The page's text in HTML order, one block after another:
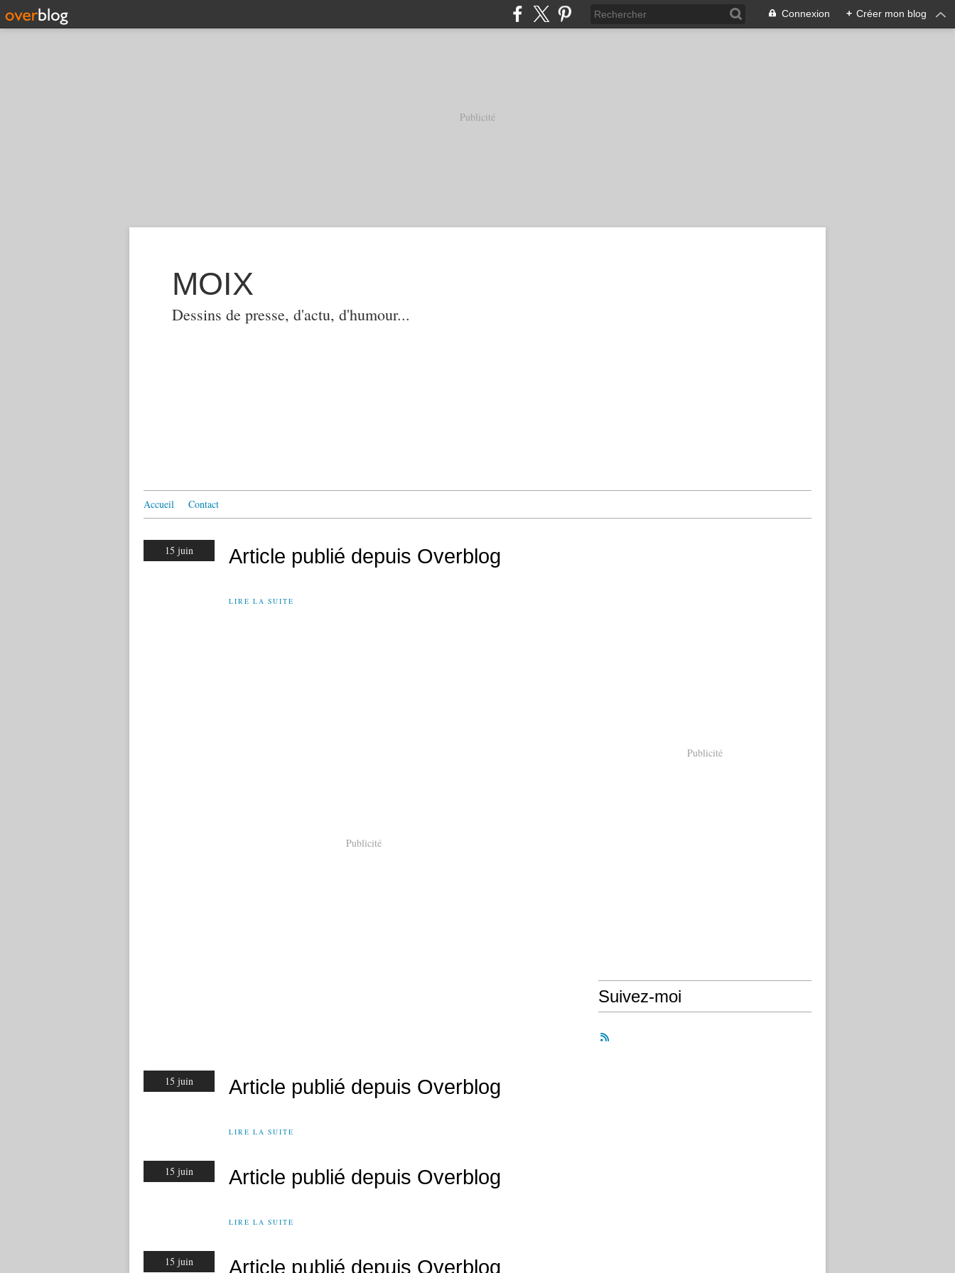
Connexion + Créer mon blog
Publicité
MOIX
Dessins de presse, d'actu, d'humour...
Accueil Contact
15 juin Article publié depuis Overblog
LIRE LA SUITE
Publicité
15 juin Article publié depuis Overblog
LIRE LA SUITE
15 juin Article publié depuis Overblog
LIRE LA SUITE
15 juin Article publié depuis Overblog
Publicité
Suivez-moi